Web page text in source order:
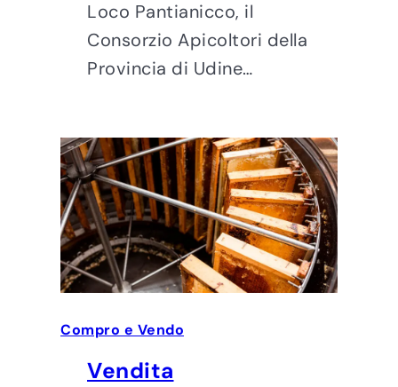
Loco Pantianicco, il
Consorzio Apicoltori della
Provincia di Udine…
Compro e Vendo
Vendita